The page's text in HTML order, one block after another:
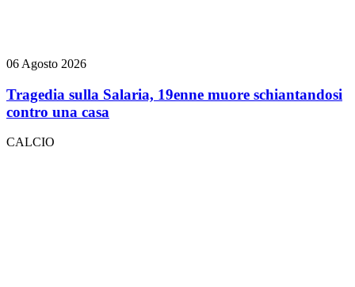
06 Agosto 2026
Tragedia sulla Salaria, 19enne muore schiantandosi
contro una casa
CALCIO